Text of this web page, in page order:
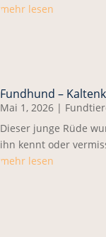
mehr lesen
Fundhund –
Mai 1, 2026 |
Dieser junge Rüde
ihn kennt oder
mehr lesen